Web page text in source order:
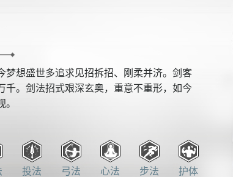
梦想盛世多追求见招拆招、刚柔并济。剑客
千。剑法招式艰深玄奥，重意不重形，如今
投法 弓法 心法 步法 护体